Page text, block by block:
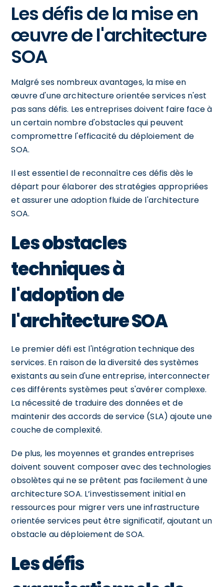
Les défis de la mise en
œuvre de l'architecture
SOA
Malgré ses nombreux avantages, la mise en
œuvre d'une architecture orientée services n'est
pas sans défis. Les entreprises doivent faire face à
un certain nombre d'obstacles qui peuvent
compromettre l'efficacité du déploiement de
SOA.
Il est essentiel de reconnaître ces défis dès le
départ pour élaborer des stratégies appropriées
et assurer une adoption fluide de l'architecture
SOA.
Les obstacles
techniques à
l'adoption de
l'architecture SOA
Le premier défi est l'intégration technique des
services. En raison de la diversité des systèmes
existants au sein d'une entreprise, interconnecter
ces différents systèmes peut s'avérer complexe.
La nécessité de traduire des données et de
maintenir des accords de service (SLA) ajoute une
couche de complexité.
De plus, les moyennes et grandes entreprises
doivent souvent composer avec des technologies
obsolètes qui ne se prêtent pas facilement à une
architecture SOA. L’investissement initial en
ressources pour migrer vers une infrastructure
orientée services peut être significatif, ajoutant un
obstacle au déploiement de SOA.
Les défis